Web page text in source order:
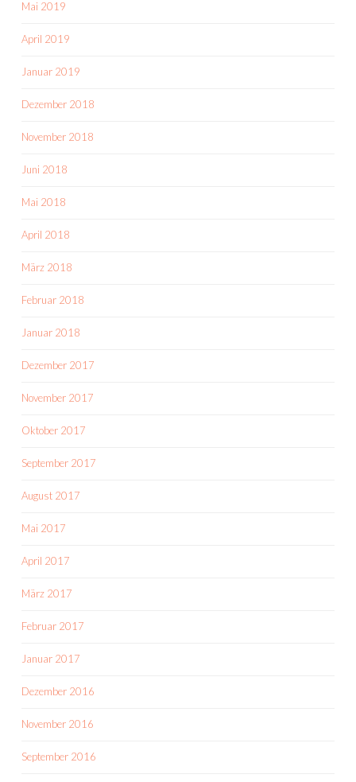
Mai 2019
April 2019
Januar 2019
Dezember 2018
November 2018
Juni 2018
Mai 2018
April 2018
März 2018
Februar 2018
Januar 2018
Dezember 2017
November 2017
Oktober 2017
September 2017
August 2017
Mai 2017
April 2017
März 2017
Februar 2017
Januar 2017
Dezember 2016
November 2016
September 2016